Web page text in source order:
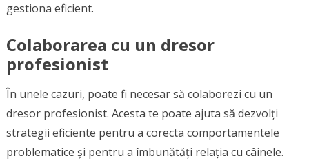
gestiona eficient.
Colaborarea cu un dresor
profesionist
În unele cazuri, poate fi necesar să colaborezi cu un
dresor profesionist. Acesta te poate ajuta să dezvolți
strategii eficiente pentru a corecta comportamentele
problematice și pentru a îmbunătăți relația cu câinele.